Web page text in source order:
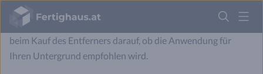
Fertighaus
Logo
und keine handelsüblichen PU-Schaumentferner
verwenden. Um das richtige Produkt zu wählen, achten Sie
beim Kauf des Entferners darauf, ob die Anwendung für
Ihren Untergrund empfohlen wird.